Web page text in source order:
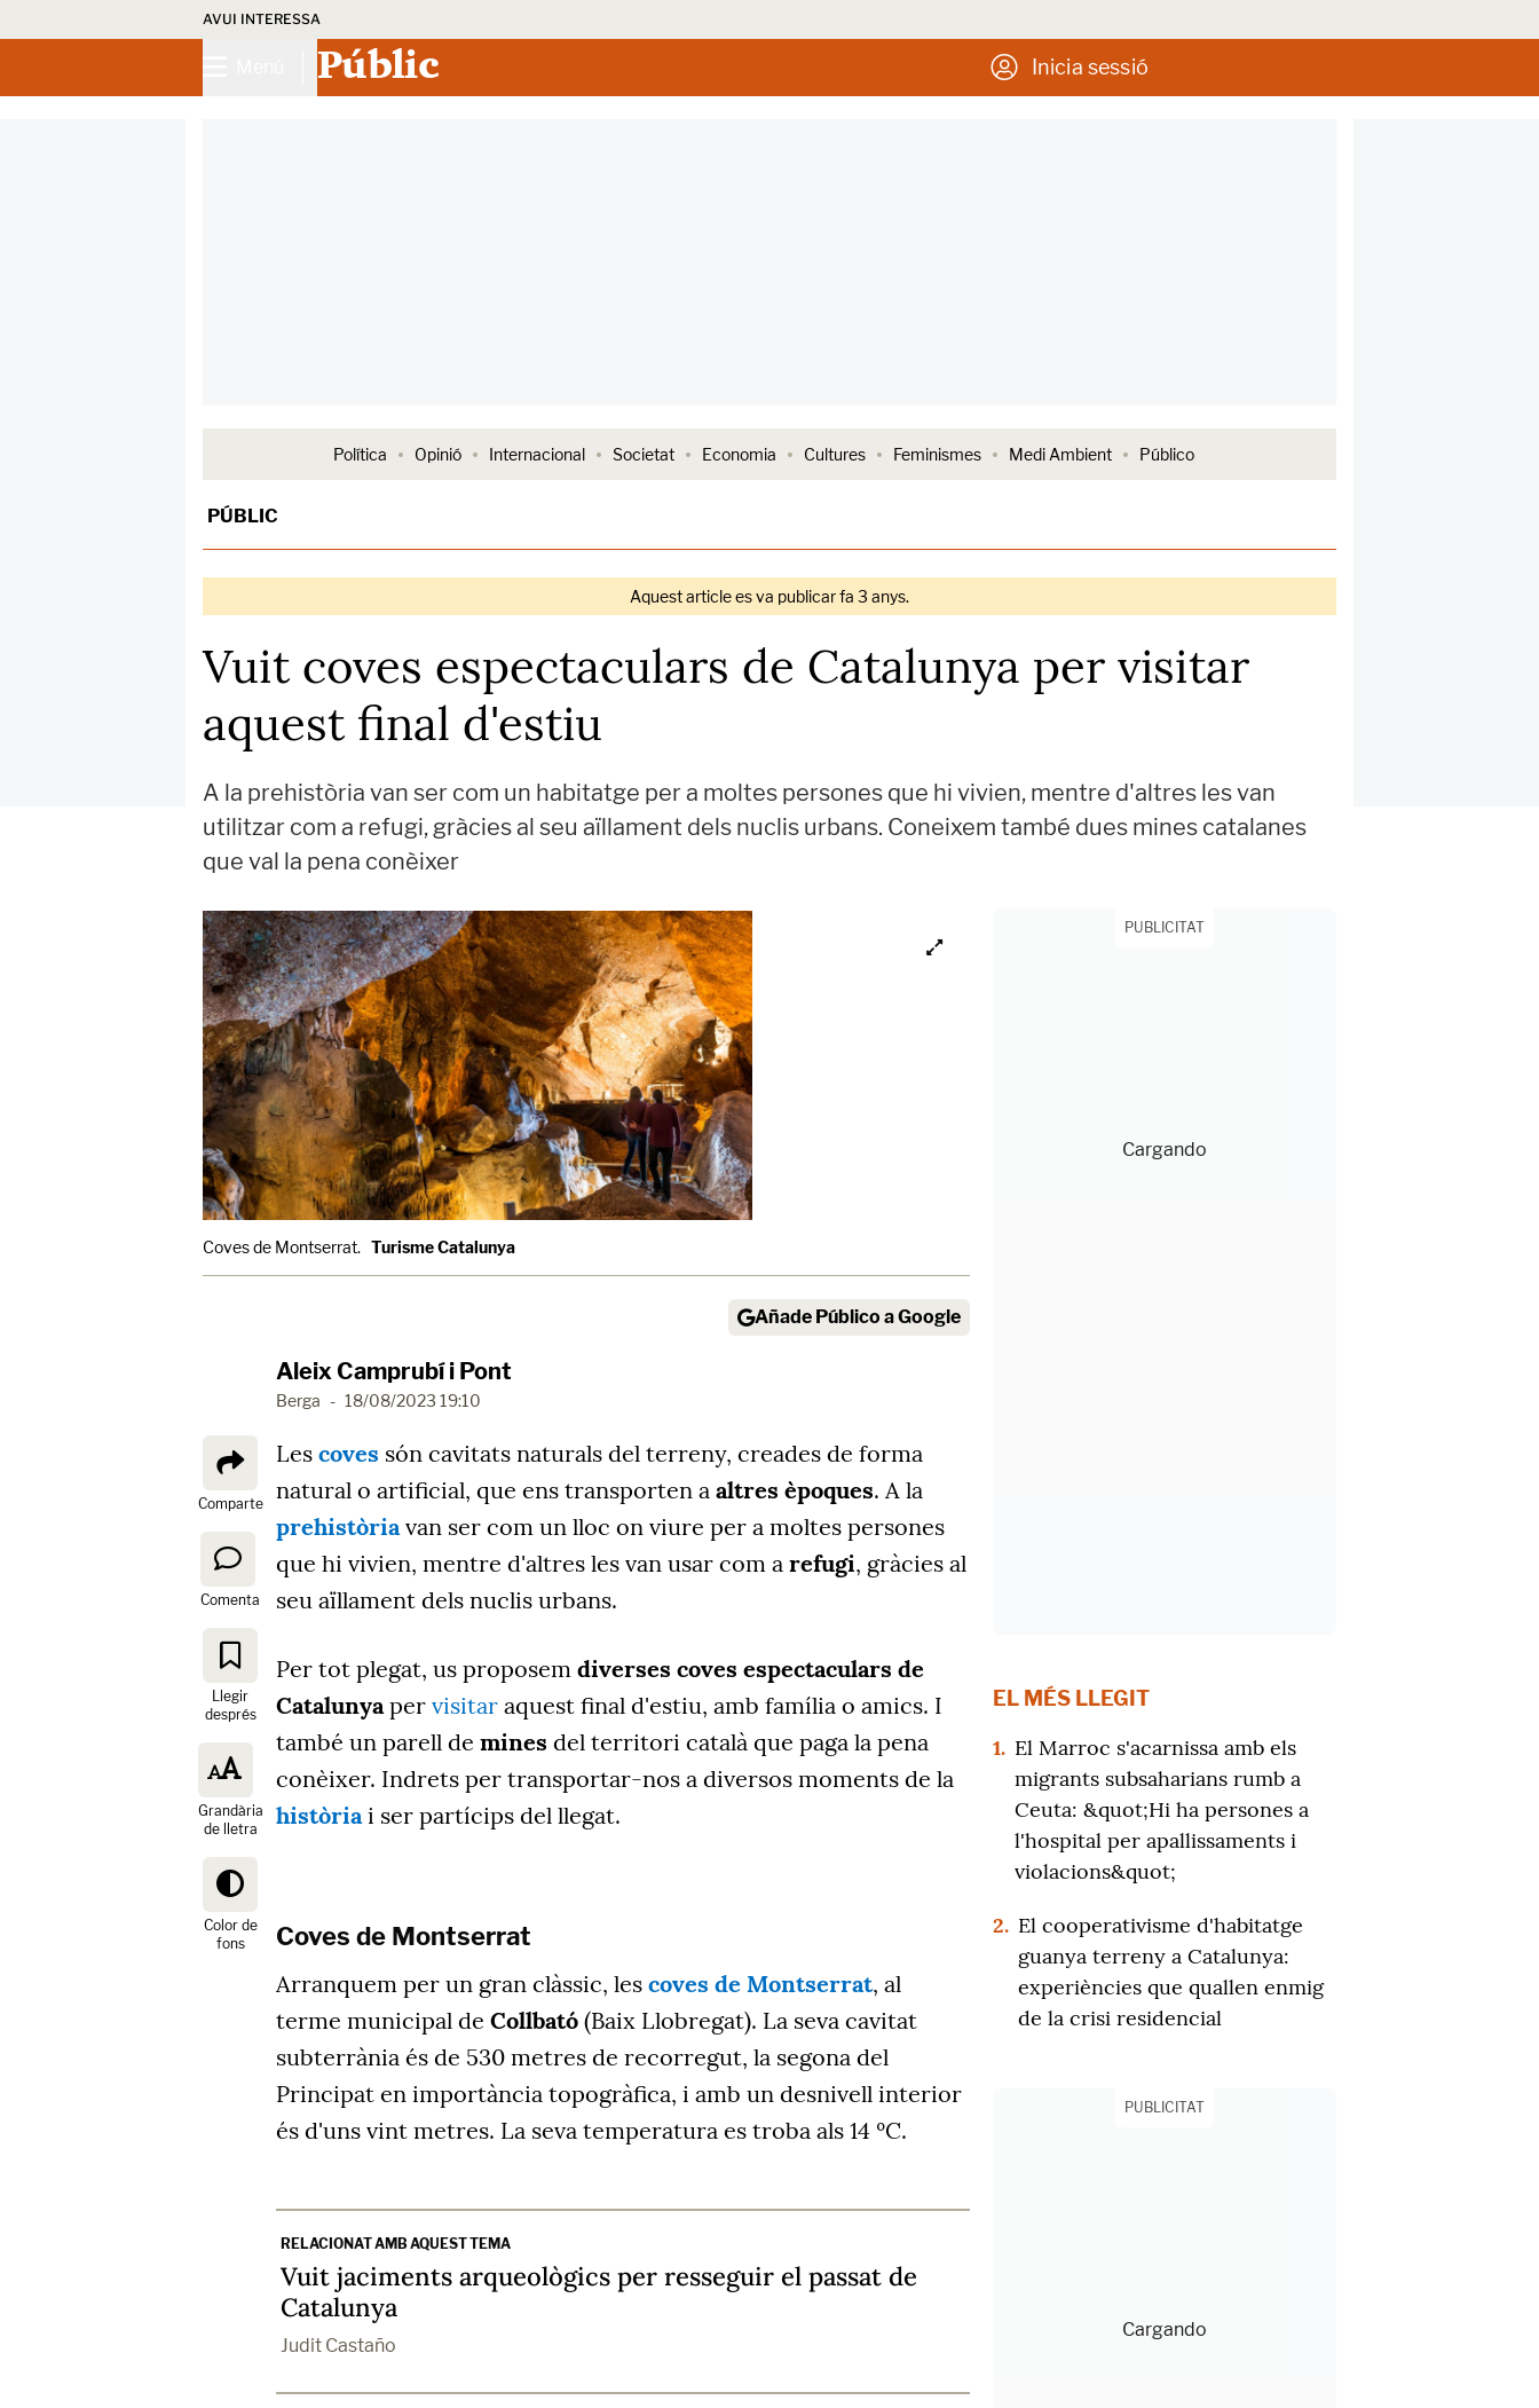
AVUI INTERESSA
Públic Inicia sessió
Política Opinió Internacional Societat Economia Cultures Feminismes Medi Ambient Público
PÚBLIC
Aquest article es va publicar fa 3 anys.
Vuit coves espectaculars de Catalunya per visitar
aquest final d'estiu
A la prehistòria van ser com un habitatge per a moltes persones que hi vivien, mentre d'altres les van
utilitzar com a refugi, gràcies al seu aïllament dels nuclis urbans. Coneixem també dues mines catalanes
que val la pena conèixer
Coves de Montserrat. Turisme Catalunya
Añade Público a Google
Aleix Camprubí i Pont
Berga - 18/08/2023 19:10
Comparte
Comenta
Llegir
després
Grandària
de lletra
Color de
fons
Les coves són cavitats naturals del terreny, creades de forma
natural o artificial, que ens transporten a altres èpoques. A la
prehistòriavan ser com un lloc on viure per a moltes persones
que hi vivien, mentre d'altres les van usar com a refugi, gràcies al
seu aïllament dels nuclis urbans.
Per tot plegat, us proposem diverses coves espectaculars de
Catalunyaper visitar aquest final d'estiu, amb família o amics. I
també un parell de mines del territori català que paga la pena
conèixer. Indrets per transportar-nos a diversos moments de la
històriai ser partícips del llegat.
Coves de Montserrat
Arranquem per un gran clàssic, les coves de Montserrat, al
terme municipal de Collbató (Baix Llobregat). La seva cavitat
subterrània és de 530 metres de recorregut, la segona del
Principat en importància topogràfica, i amb un desnivell interior
és d'uns vint metres. La seva temperatura es troba als 14 ºC.
RELACIONAT AMB AQUEST TEMA
Vuit jaciments arqueològics per resseguir el passat de
Catalunya
Judit Castaño
PUBLICITAT
EL MÉS LLEGIT
1. El Marroc s'acarnissa amb els
migrants subsaharians rumb a
Ceuta: &quot;Hi ha persones a
l'hospital per apallissaments i
violacions&quot;
2. El cooperativisme d'habitatge
guanya terreny a Catalunya:
experiències que quallen enmig
de la crisi residencial
PUBLICITAT